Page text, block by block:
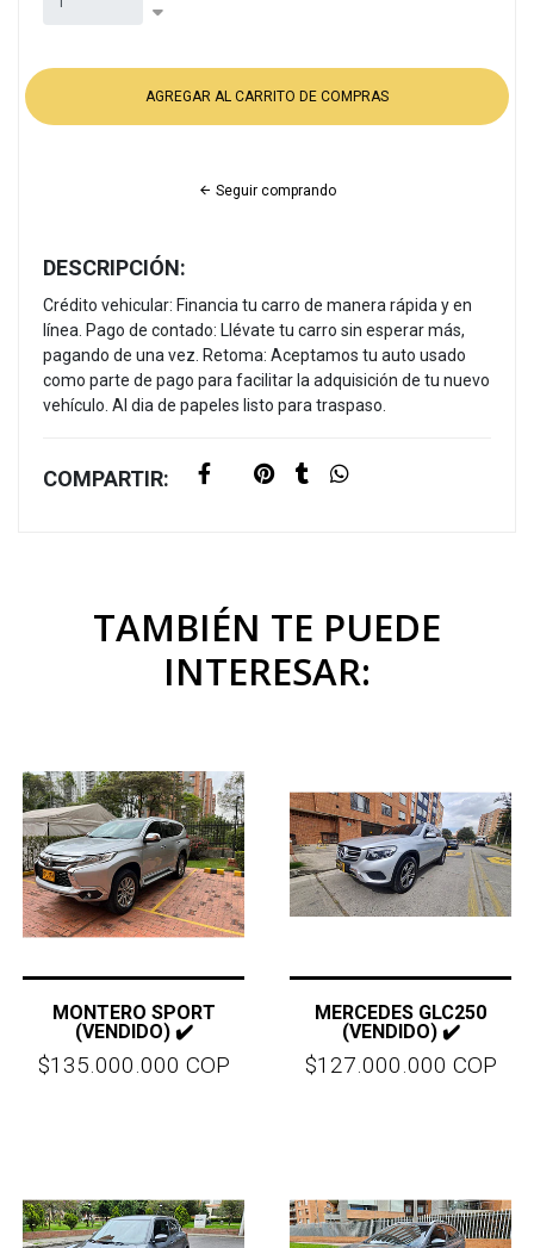
Seguir comprando
DESCRIPCIÓN:
Crédito vehicular: Financia tu carro de manera rápida y en
línea. Pago de contado: Llévate tu carro sin esperar más,
pagando de una vez. Retoma: Aceptamos tu auto usado
como parte de pago para facilitar la adquisición de tu nuevo
vehículo. Al dia de papeles listo para traspaso.
COMPARTIR:
TAMBIÉN TE PUEDE
INTERESAR:
MONTERO SPORT
(VENDIDO) ✔️
$135.000.000 COP
MERCEDES GLC250
(VENDIDO) ✔️
$127.000.000 COP